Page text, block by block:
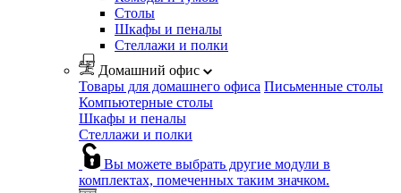
Столы
Шкафы и пеналы
Стеллажи и полки
Домашний офис
Товары для домашнего офиса Письменные столы
Компьютерные столы
Шкафы и пеналы
Стеллажи и полки
Вы можете выбрать другие модули в
комплектах, помеченных таким значком.